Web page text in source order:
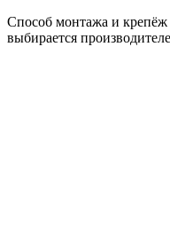
Способ монтажа и крепёж
выбирается